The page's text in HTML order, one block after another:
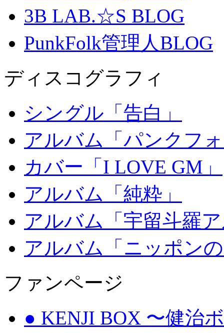
3B LAB.☆S BLOG
PunkFolk管理人BLOG
ディスコグラフィ
シングル「告白」
アルバム「パンクフ
カバー「I LOVE GM」
アルバム「純粋」
アルバム「宇留斗羅
アルバム「ニッポン
ファンページ
● KENJI BOX 〜健治